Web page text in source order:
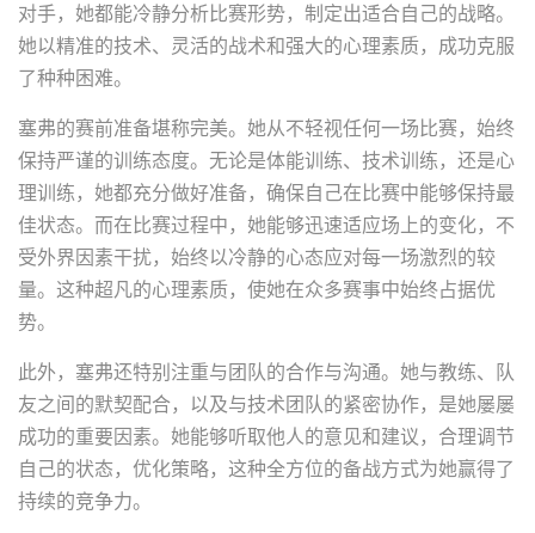
对手，她都能冷静分析比赛形势，制定出适合自己的战略。
她以精准的技术、灵活的战术和强大的心理素质，成功克服
了种种困难。
塞弗的赛前准备堪称完美。她从不轻视任何一场比赛，始终
保持严谨的训练态度。无论是体能训练、技术训练，还是心
理训练，她都充分做好准备，确保自己在比赛中能够保持最
佳状态。而在比赛过程中，她能够迅速适应场上的变化，不
受外界因素干扰，始终以冷静的心态应对每一场激烈的较
量。这种超凡的心理素质，使她在众多赛事中始终占据优
势。
此外，塞弗还特别注重与团队的合作与沟通。她与教练、队
友之间的默契配合，以及与技术团队的紧密协作，是她屡屡
成功的重要因素。她能够听取他人的意见和建议，合理调节
自己的状态，优化策略，这种全方位的备战方式为她赢得了
持续的竞争力。